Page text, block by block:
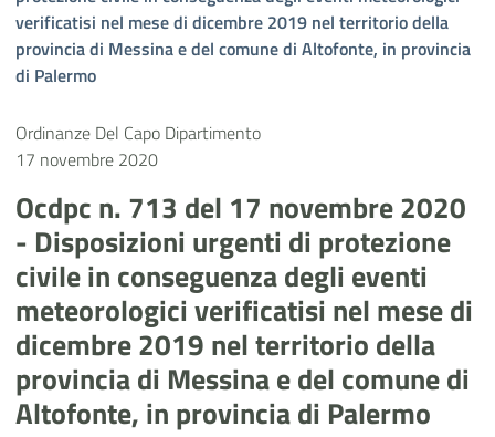
verificatisi nel mese di dicembre 2019 nel territorio della
provincia di Messina e del comune di Altofonte, in provincia
di Palermo
Ordinanze Del Capo Dipartimento
17 novembre 2020
Ocdpc n. 713 del 17 novembre 2020
- Disposizioni urgenti di protezione
civile in conseguenza degli eventi
meteorologici verificatisi nel mese di
dicembre 2019 nel territorio della
provincia di Messina e del comune di
Altofonte, in provincia di Palermo